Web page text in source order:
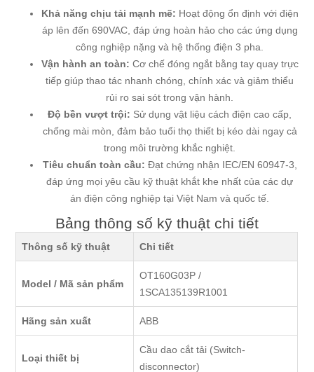
Khả năng chịu tải mạnh mẽ: Hoạt động ổn định với điện
áp lên đến 690VAC, đáp ứng hoàn hảo cho các ứng dụng
công nghiệp nặng và hệ thống điện 3 pha.
Vận hành an toàn: Cơ chế đóng ngắt bằng tay quay trực
tiếp giúp thao tác nhanh chóng, chính xác và giảm thiểu
rủi ro sai sót trong vận hành.
Độ bền vượt trội: Sử dụng vật liệu cách điện cao cấp,
chống mài mòn, đảm bảo tuổi thọ thiết bị kéo dài ngay cả
trong môi trường khắc nghiệt.
Tiêu chuẩn toàn cầu: Đạt chứng nhận IEC/EN 60947-3,
đáp ứng mọi yêu cầu kỹ thuật khắt khe nhất của các dự
án điện công nghiệp tại Việt Nam và quốc tế.
Bảng thông số kỹ thuật chi tiết
Thông số kỹ thuật Chi tiết
Model / Mã sản phẩm
OT160G03P /
1SCA135139R1001
Hãng sản xuất ABB
Loại thiết bị
Cầu dao cắt tải (Switch-
disconnector)